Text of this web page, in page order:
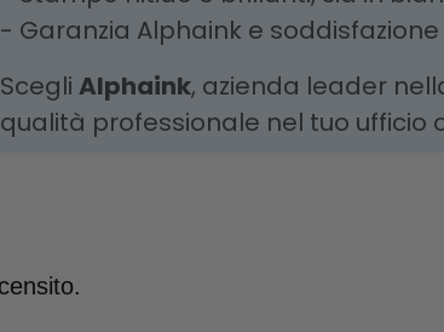
- Garanzia Alphaink e
ScegliAlphaink, azienda leader
qualità professionale nel tuo ufficio